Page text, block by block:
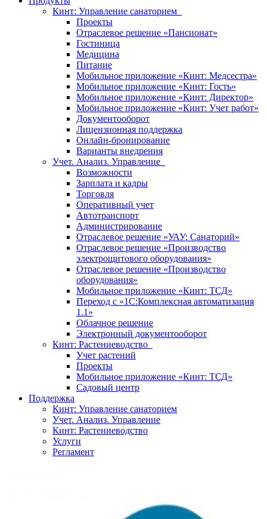
Кинт: Управление санаторием
Проекты
Отраслевое решение «Пансионат»
Гостиница
Медицина
Питание
Мобильное приложение «Кинт: Медсестра»
Мобильное приложение «Кинт: Гость»
Мобильное приложение «Кинт: Директор»
Мобильное приложение «Кинт: Учет работ»
Документооборот
Лицензионная поддержка
Онлайн-бронирование
Варианты внедрения
Учет. Анализ. Управление
Возможности
Зарплата и кадры
Торговля
Оперативный учет
Автотранспорт
Администрирование
Отраслевое решение «УАУ: Санаторий»
Отраслевое решение «Производство
электрощитового оборудования»
Отраслевое решение «Производство
оборудования»
Мобильное приложение «Кинт: ТСД»
Переход с «1С:Комплексная автоматизация
1.1»
Облачное решение
Электронный документооборот
Кинт: Растениеводство
Учет растений
Проекты
Мобильное приложение «Кинт: ТСД»
Садовый центр
Поддержка
Кинт: Управление санаторием
Учет. Анализ. Управление
Кинт: Растениеводство
Услуги
Регламент